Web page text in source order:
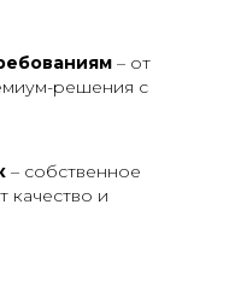
– от
решения с
– собственное
качество и